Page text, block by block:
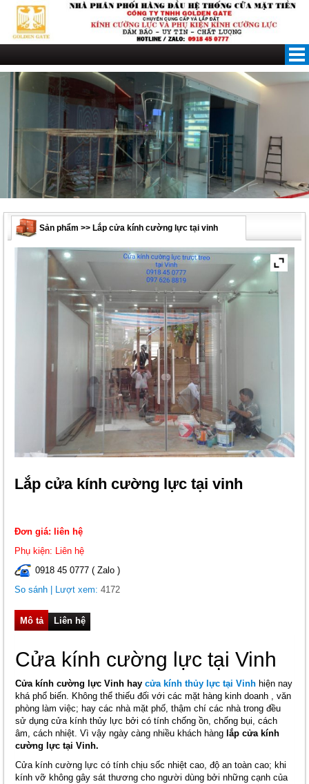
Skip
content
Sản phẩm >> Lắp cửa kính cường lực tại vinh
Lắp cửa kính cường lực tại vinh
Đơn giá: liên hệ
Phụ kiện: Liên hệ
0918 45 0777 ( Zalo )
So sánh | Lượt xem: 4172
Mô tả Liên hệ
Cửa kính cường lực tại Vinh
Cửa kính cường lực Vinh hay cửa kính thủy lực tại Vinh hiện nay
khá phổ biến. Không thể thiếu đối với các mặt hàng kinh doanh , văn
phòng làm việc; hay các nhà mặt phố, thậm chí các nhà trong đều
sử dụng cửa kính thủy lực bởi có tính chống ồn, chống bụi, cách
âm, cách nhiệt. Vì vậy ngày càng nhiều khách hàng lắp cửa kính
cường lực tại Vinh.
Cửa kính cường lực có tính chịu sốc nhiệt cao, độ an toàn cao; khi
kính vỡ không gây sát thương cho người dùng bởi những cạnh của